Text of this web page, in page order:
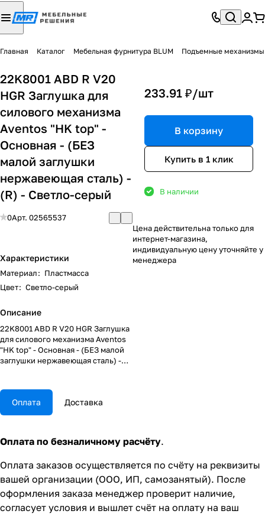
Главная Каталог Мебельная фурнитура BLUM Подъемные механизмы
22K8001 ABD R V20
HGR Заглушка для
силового механизма
Aventos "HK top" -
Основная - (БЕЗ
малой заглушки
нержавеющая сталь) -
(R) - Светло-серый
0Арт. 02565537
Характеристики
Материал: Пластмасса
Цвет: Светло-серый
Описание
22K8001 ABD R V20 HGR Заглушка
для силового механизма Aventos
"HK top" - Основная - (БЕЗ малой
заглушки нержавеющая сталь) -
233.91 ₽/шт
В корзину
Купить в 1 клик
В наличии
Цена действительна только для
интернет-магазина,
индивидуальную цену уточняйте у
менеджера
Оплата Доставка
Оплата по безналичному расчёту.
Оплата заказов осуществляется по счёту на реквизиты
вашей организации (ООО, ИП, самозанятый). После
оформления заказа менеджер проверит наличие,
согласует условия и вышлет счёт на оплату на ваш